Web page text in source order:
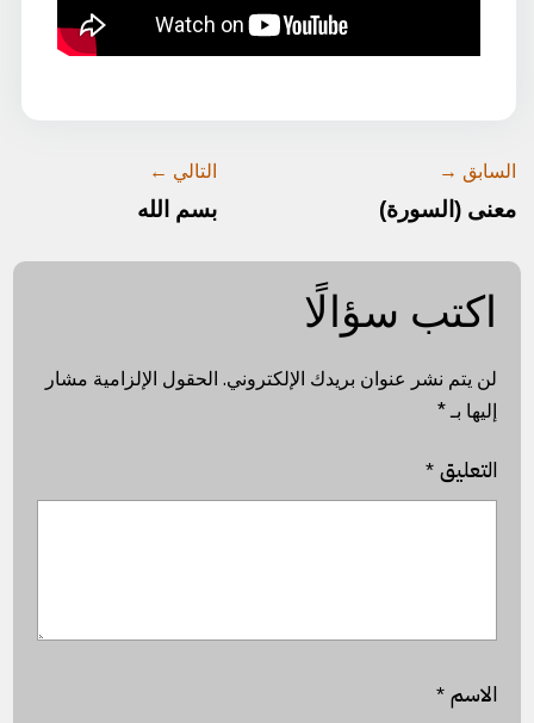
السابق →
معنى (السورة)
التالي ←
بسم الله
اكتب سؤالًا
لن يتم نشر عنوان بريدك الإلكتروني. الحقول الإلزامية مشار
إليها بـ*
التعليق*
الاسم*